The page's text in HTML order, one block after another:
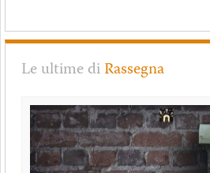
Le ultime diRassegna